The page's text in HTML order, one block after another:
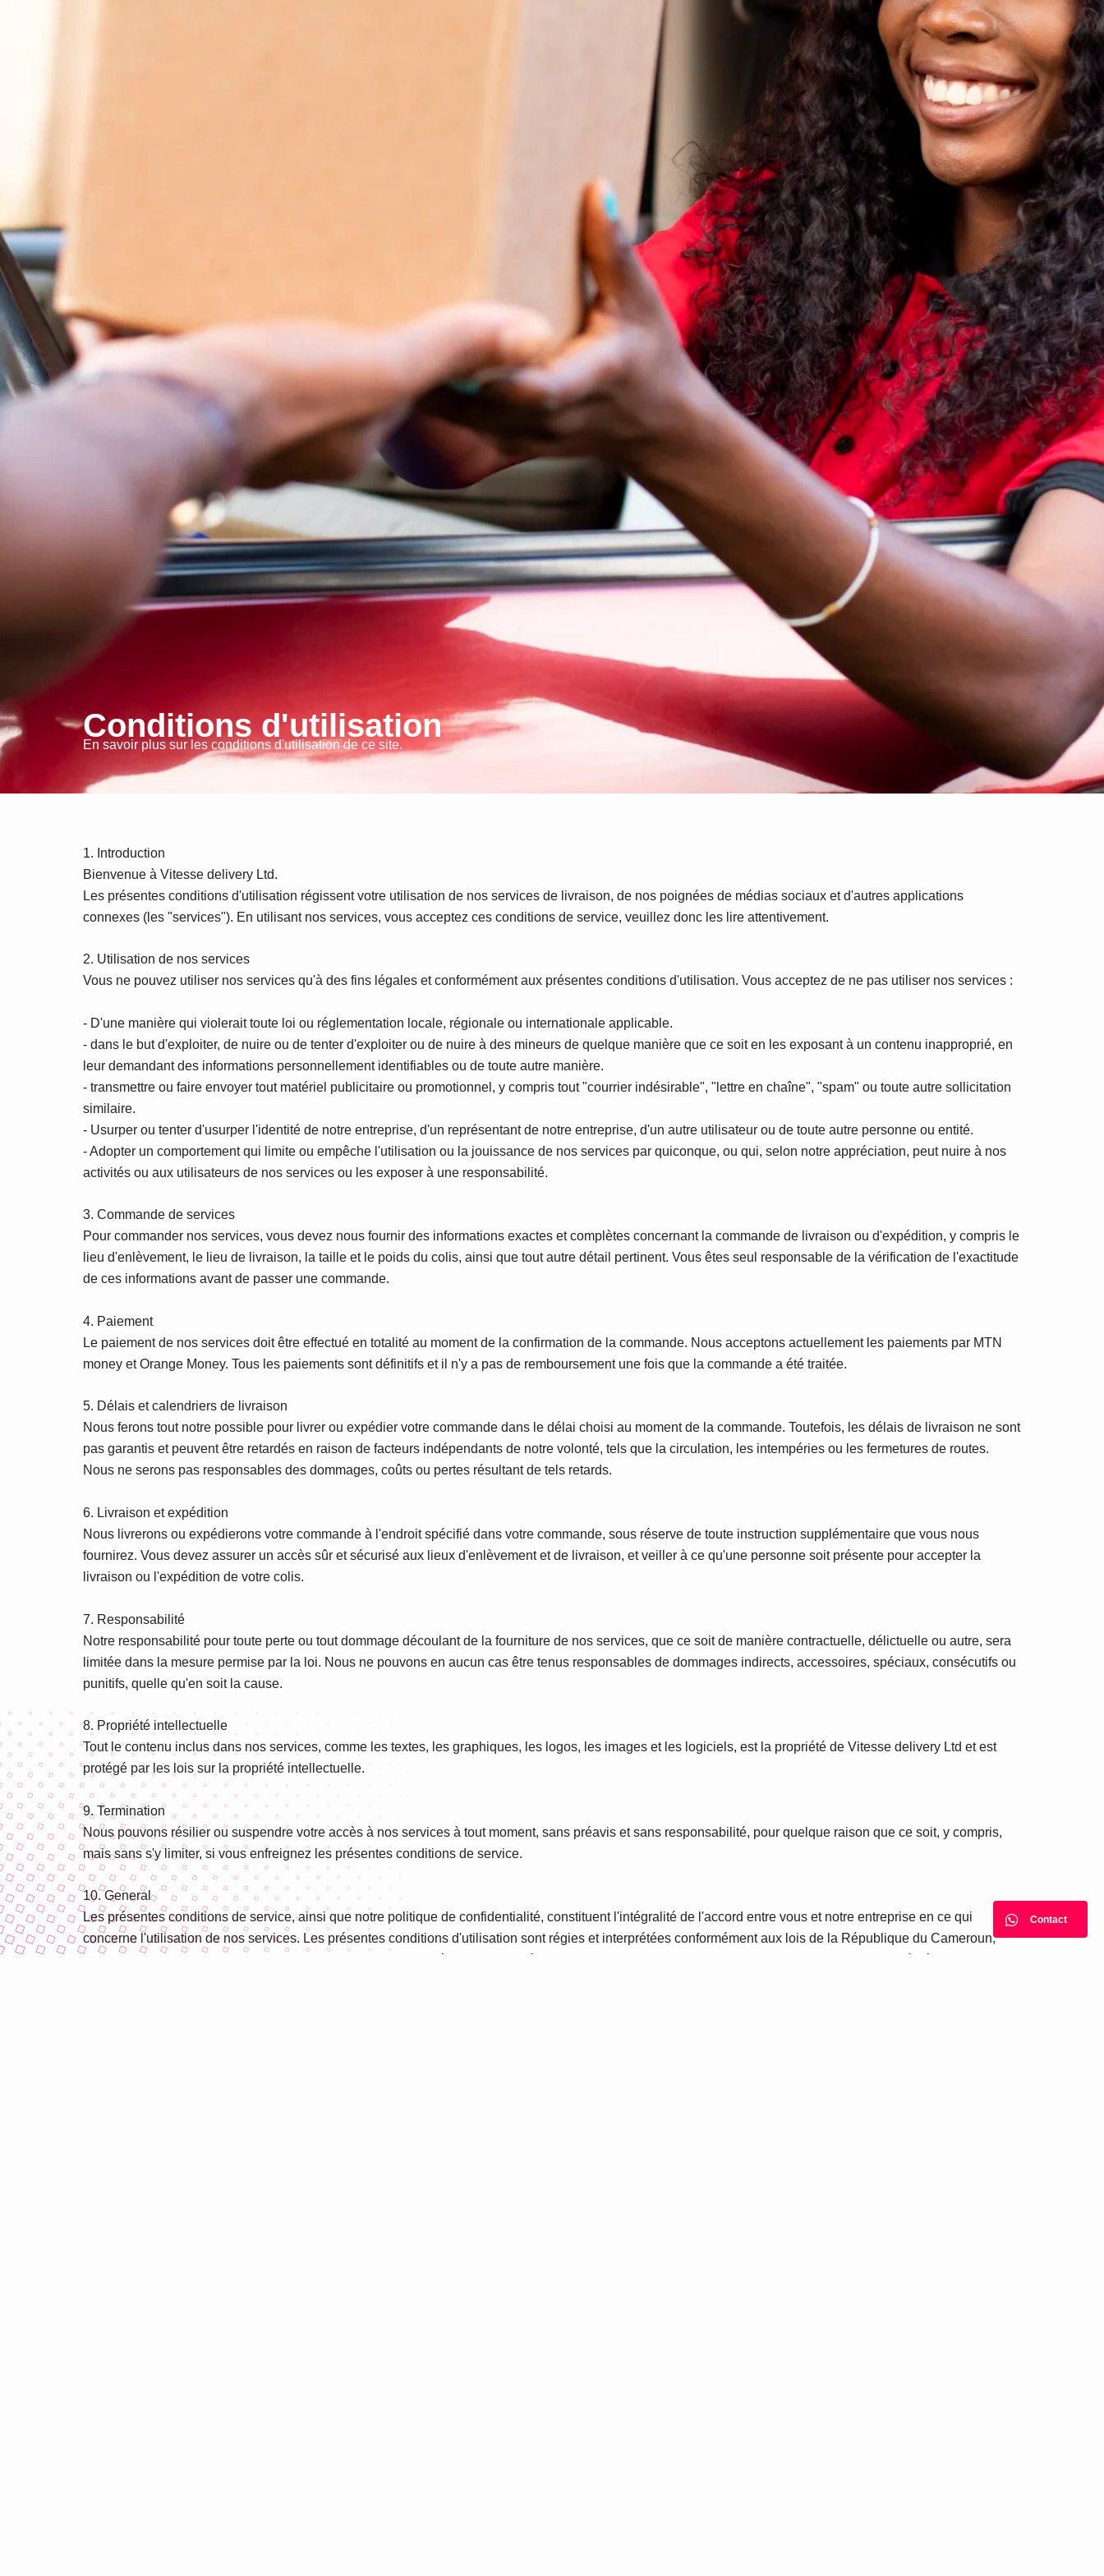
Conditions d'utilisation
En savoir plus sur les conditions d'utilisation de ce site.
1. Introduction
Bienvenue à Vitesse delivery Ltd.
Les présentes conditions d'utilisation régissent votre utilisation de nos services de livraison, de nos poignées de médias sociaux et d'autres applications
connexes (les "services"). En utilisant nos services, vous acceptez ces conditions de service, veuillez donc les lire attentivement.
2. Utilisation de nos services
Vous ne pouvez utiliser nos services qu'à des fins légales et conformément aux présentes conditions d'utilisation. Vous acceptez de ne pas utiliser nos services :
- D'une manière qui violerait toute loi ou réglementation locale, régionale ou internationale applicable.
- dans le but d'exploiter, de nuire ou de tenter d'exploiter ou de nuire à des mineurs de quelque manière que ce soit en les exposant à un contenu inapproprié, en
leur demandant des informations personnellement identifiables ou de toute autre manière.
- transmettre ou faire envoyer tout matériel publicitaire ou promotionnel, y compris tout "courrier indésirable", "lettre en chaîne", "spam" ou toute autre sollicitation
similaire.
- Usurper ou tenter d'usurper l'identité de notre entreprise, d'un représentant de notre entreprise, d'un autre utilisateur ou de toute autre personne ou entité.
- Adopter un comportement qui limite ou empêche l'utilisation ou la jouissance de nos services par quiconque, ou qui, selon notre appréciation, peut nuire à nos
activités ou aux utilisateurs de nos services ou les exposer à une responsabilité.
3. Commande de services
Pour commander nos services, vous devez nous fournir des informations exactes et complètes concernant la commande de livraison ou d'expédition, y compris le
lieu d'enlèvement, le lieu de livraison, la taille et le poids du colis, ainsi que tout autre détail pertinent. Vous êtes seul responsable de la vérification de l'exactitude
de ces informations avant de passer une commande.
4. Paiement
Le paiement de nos services doit être effectué en totalité au moment de la confirmation de la commande. Nous acceptons actuellement les paiements par MTN
money et Orange Money. Tous les paiements sont définitifs et il n'y a pas de remboursement une fois que la commande a été traitée.
5. Délais et calendriers de livraison
Nous ferons tout notre possible pour livrer ou expédier votre commande dans le délai choisi au moment de la commande. Toutefois, les délais de livraison ne sont
pas garantis et peuvent être retardés en raison de facteurs indépendants de notre volonté, tels que la circulation, les intempéries ou les fermetures de routes.
Nous ne serons pas responsables des dommages, coûts ou pertes résultant de tels retards.
6. Livraison et expédition
Nous livrerons ou expédierons votre commande à l'endroit spécifié dans votre commande, sous réserve de toute instruction supplémentaire que vous nous
fournirez. Vous devez assurer un accès sûr et sécurisé aux lieux d'enlèvement et de livraison, et veiller à ce qu'une personne soit présente pour accepter la
livraison ou l'expédition de votre colis.
7. Responsabilité
Notre responsabilité pour toute perte ou tout dommage découlant de la fourniture de nos services, que ce soit de manière contractuelle, délictuelle ou autre, sera
limitée dans la mesure permise par la loi. Nous ne pouvons en aucun cas être tenus responsables de dommages indirects, accessoires, spéciaux, consécutifs ou
punitifs, quelle qu'en soit la cause.
8. Propriété intellectuelle
Tout le contenu inclus dans nos services, comme les textes, les graphiques, les logos, les images et les logiciels, est la propriété de Vitesse delivery Ltd et est
protégé par les lois sur la propriété intellectuelle.
9. Termination
Nous pouvons résilier ou suspendre votre accès à nos services à tout moment, sans préavis et sans responsabilité, pour quelque raison que ce soit, y compris,
mais sans s'y limiter, si vous enfreignez les présentes conditions de service.
10. General
Les présentes conditions de service, ainsi que notre politique de confidentialité, constituent l'intégralité de l'accord entre vous et notre entreprise en ce qui
concerne l'utilisation de nos services. Les présentes conditions d'utilisation sont régies et interprétées conformément aux lois de la République du Cameroun,
Contact